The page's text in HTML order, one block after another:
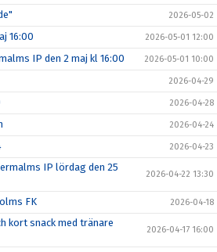
2026-05-02
16:00 2026-05-01 12:00
IP den 2 maj kl 16:00 2026-05-01 10:00
2026-04-29
2026-04-28
2026-04-24
2026-04-23
IP lördag den 25
2026-04-22 13:30
FK 2026-04-18
kort snack med tränare
2026-04-17 16:00